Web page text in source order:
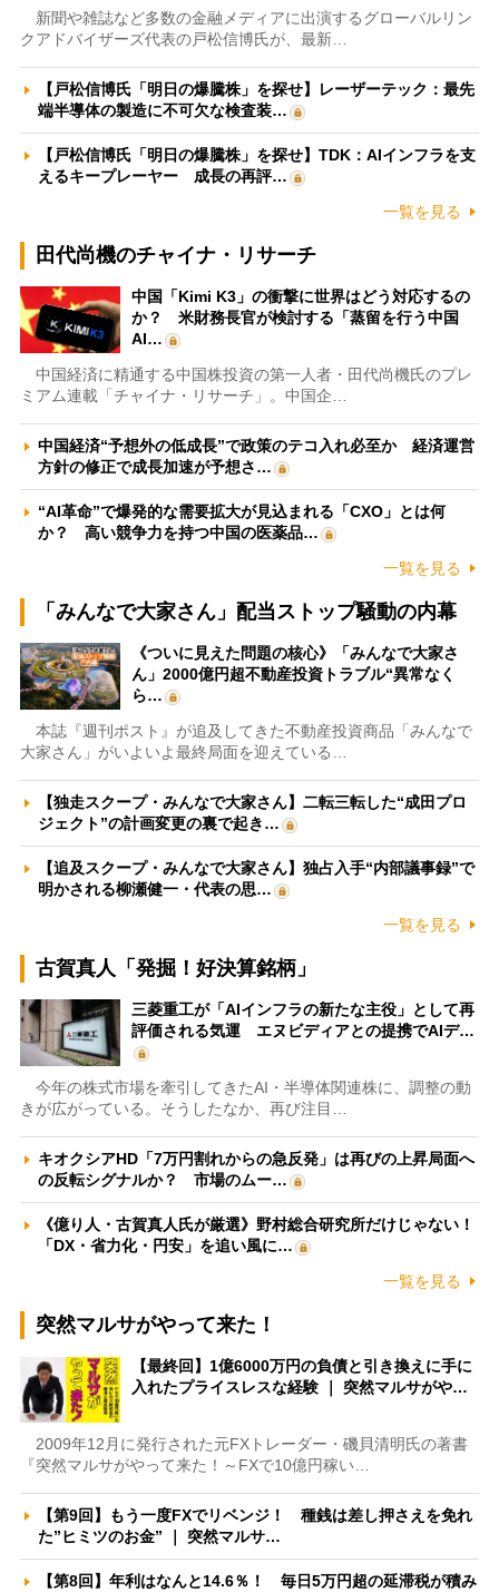
新聞や雑誌など多数の金融メディアに出演するグローバルリン
クアドバイザーズ代表の戸松信博氏が、最新…
【戸松信博氏「明日の爆騰株」を探せ】レーザーテック：最先
端半導体の製造に不可欠な検査装…
【戸松信博氏「明日の爆騰株」を探せ】TDK：AIインフラを支
えるキープレーヤー 成長の再評…
一覧を見る
田代尚機のチャイナ・リサーチ
中国「Kimi K3」の衝撃に世界はどう対応するの
か？ 米財務長官が検討する「蒸留を行う中国
AI…
中国経済に精通する中国株投資の第一人者・田代尚機氏のプレ
ミアム連載「チャイナ・リサーチ」。中国企…
中国経済“予想外の低成長”で政策のテコ入れ必至か 経済運営
方針の修正で成長加速が予想さ…
“AI革命”で爆発的な需要拡大が見込まれる「CXO」とは何
か？ 高い競争力を持つ中国の医薬品…
一覧を見る
「みんなで大家さん」配当ストップ騒動の内幕
《ついに見えた問題の核心》「みんなで大家さ
ん」2000億円超不動産投資トラブル“異常なく
ら…
本誌『週刊ポスト』が追及してきた不動産投資商品「みんなで
大家さん」がいよいよ最終局面を迎えている…
【独走スクープ・みんなで大家さん】二転三転した“成田プロ
ジェクト”の計画変更の裏で起き…
【追及スクープ・みんなで大家さん】独占入手“内部議事録”で
明かされる柳瀬健一・代表の思…
一覧を見る
古賀真人「発掘！好決算銘柄」
三菱重工が「AIインフラの新たな主役」として再
評価される気運 エヌビディアとの提携でAIデ…
今年の株式市場を牽引してきたAI・半導体関連株に、調整の動
きが広がっている。そうしたなか、再び注目…
キオクシアHD「7万円割れからの急反発」は再びの上昇局面へ
の反転シグナルか？ 市場のムー…
《億り人・古賀真人氏が厳選》野村総合研究所だけじゃない！
「DX・省力化・円安」を追い風に…
一覧を見る
突然マルサがやって来た！
【最終回】1億6000万円の負債と引き換えに手に
入れたプライスレスな経験 ｜ 突然マルサがや…
2009年12月に発行された元FXトレーダー・磯貝清明氏の著書
『突然マルサがやって来た！～FXで10億円稼い…
【第9回】もう一度FXでリベンジ！ 種銭は差し押さえを免れ
た”ヒミツのお金” ｜ 突然マルサ…
【第8回】年利はなんと14.6％！ 毎日5万円超の延滞税が積み